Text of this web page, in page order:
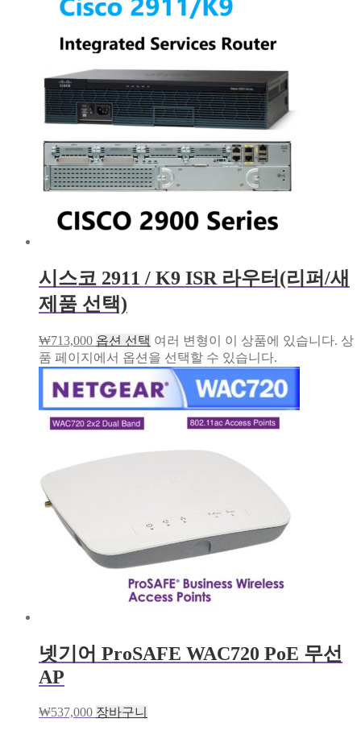
시스코 2911 / K9 ISR 라우터(리퍼/새
제품 선택)
₩713,000 옵션 선택 여러 변형이 이 상품에 있습니다. 상
품 페이지에서 옵션을 선택할 수 있습니다.
넷기어 ProSAFE WAC720 PoE 무선
AP
₩537,000 장바구니